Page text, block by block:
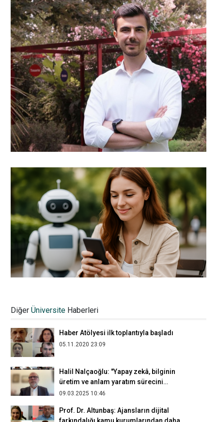
DiğerÜniversite Haberleri
İletişim ve Teknoloji" konuşuldu
Haber Atölyesi ilk toplantıyla başladı
05.11.2020 23:09
​​​​​​​Halil Nalçaoğlu: "Yapay zekâ, bilginin
üretim ve anlam yaratım sürecini
dönüştürüyor"
09.03.2025 10:46
Prof. Dr. Altunbaş: Ajansların dijital